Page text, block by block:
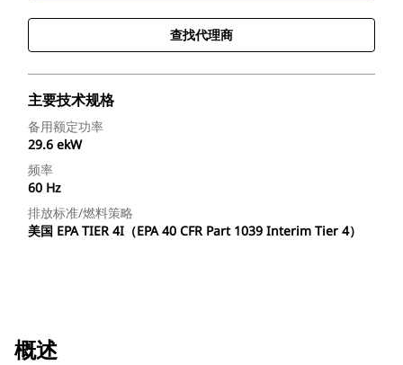
查找代理商
主要技术规格
备用额定功率
29.6 ekW
频率
60 Hz
排放标准/燃料策略
美国 EPA TIER 4I（EPA 40 CFR Part 1039 Interim Tier 4）
概述